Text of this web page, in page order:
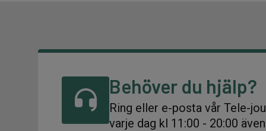
Behöver du hjälp?
Ring eller e-posta vår Tele-
varje dag kl 11:00 - 20:00